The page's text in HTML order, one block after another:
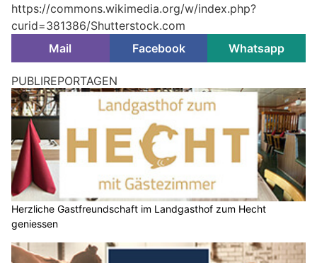
https://commons.wikimedia.org/w/index.php?
curid=381386/Shutterstock.com
Mail
Facebook Whatsapp
PUBLIREPORTAGEN
Herzliche Gastfreundschaft im Landgasthof zum Hecht
geniessen